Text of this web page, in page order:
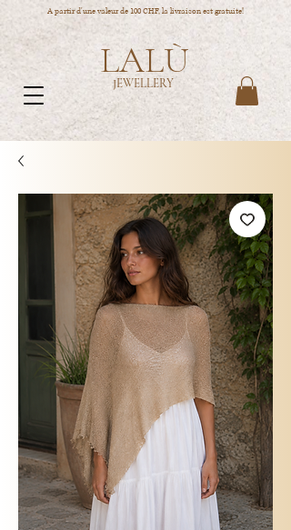
A partir d'une valeur de 100 CHF, la livraison est gratuite!
LALÙ
JEWELLERY